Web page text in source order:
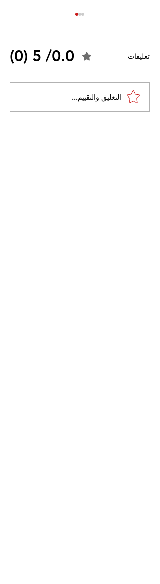
القضاء الإداري يقضي بحل
نقابة "كنابست"
تعليقات 0.0/ 5 (0)
التعليق والتقييم...